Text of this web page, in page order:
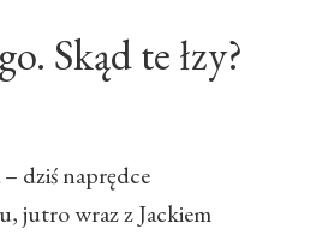
Skąd te łzy?
dziś naprędce
jutro wraz z Jackiem